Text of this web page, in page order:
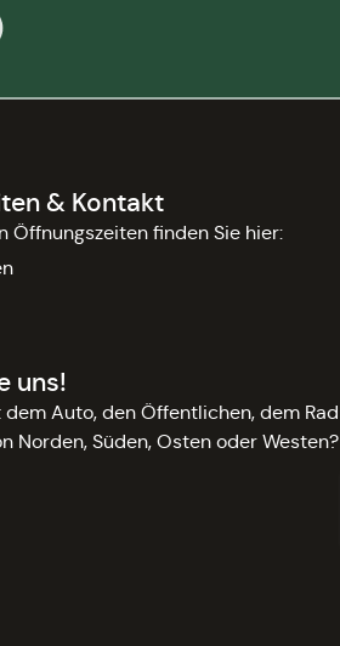
& Kontakt
Öffnungszeiten finden Sie hier:
uns!
dem Auto, den Öffentlichen, dem Rad
Norden, Süden, Osten oder Westen?